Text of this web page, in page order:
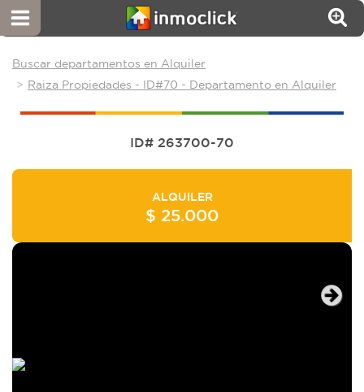
Buscar departamentos en Alquiler
Raiza Propiedades - ID#70 - Departamento en Alquiler
ID# 263700-70
ALQUILER
$ 25.000